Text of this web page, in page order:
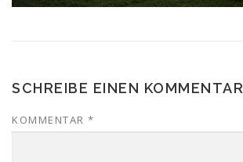
SCHREIBE EINEN KOMMENTAR
KOMMENTAR *